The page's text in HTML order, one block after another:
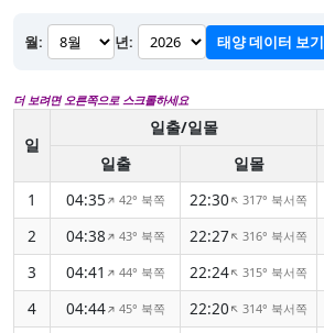
월: 년: 태양 데이터 보기
더 보려면 오른쪽으로 스크롤하세요
일
일출/일몰
일출
일몰
1
04:35↑ 42° 북쪽 22:30↑317° 북서쪽
2
04:38↑ 43° 북쪽 22:27↑316° 북서쪽
3
04:41↑ 44° 북쪽 22:24↑315° 북서쪽
4
04:44↑ 45° 북쪽 22:20↑314° 북서쪽